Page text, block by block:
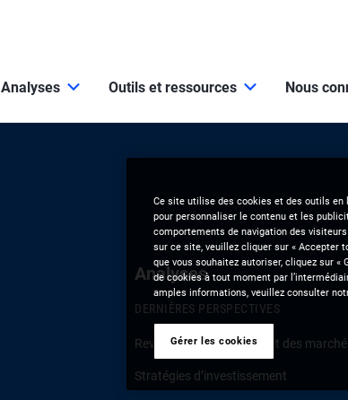
Analyses Outils et ressources Nous
Analyses
DERNIÈRES PERSPECTIVES
Revue de la conjoncture et des
Stratégies d’investissement
Ce site utilise des cookies et des outils en
pour personnaliser le contenu et les
comportements de navigation des
sur ce site, veuillez cliquer sur « Accepter
que vous souhaitez autoriser, cliquez sur «
de cookies à tout moment par
amples informations, veuillez consulter
Gérer les cookies